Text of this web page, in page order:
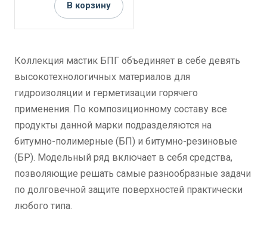
В корзину
Коллекция мастик БПГ объединяет в себе девять
высокотехнологичных материалов для
гидроизоляции и герметизации горячего
применения. По композиционному составу все
продукты данной марки подразделяются на
битумно-полимерные (БП) и битумно-резиновые
(БР). Модельный ряд включает в себя средства,
позволяющие решать самые разнообразные задачи
по долговечной защите поверхностей практически
любого типа.